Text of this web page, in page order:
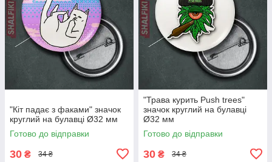
"Кіт падає з факами" значок
круглий на булавці Ø32 мм
Готово до відправки
30 ₴ 34 ₴
"Трава курить Push trees"
значок круглий на булавці
Ø32 мм
Готово до відправки
30 ₴ 34 ₴